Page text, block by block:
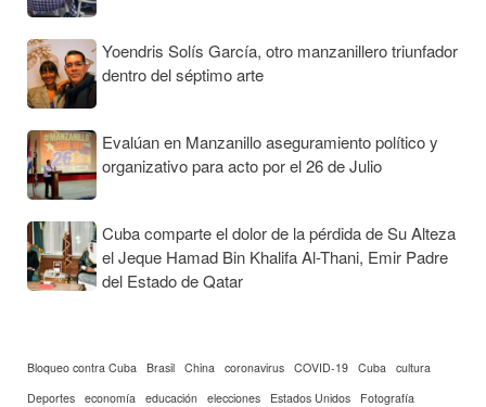
Yoendris Solís García, otro manzanillero triunfador
dentro del séptimo arte
Evalúan en Manzanillo aseguramiento político y
organizativo para acto por el 26 de Julio
Cuba comparte el dolor de la pérdida de Su Alteza
el Jeque Hamad Bin Khalifa Al-Thani, Emir Padre
del Estado de Qatar
Bloqueo contra Cuba Brasil China coronavirus COVID-19 Cuba
cultura
Deportes economía educación elecciones Estados Unidos
Fotografía